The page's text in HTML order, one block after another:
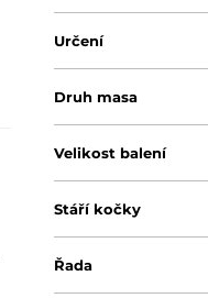
Určení
Druh masa
Velikost balení
Stáří kočky
Řada